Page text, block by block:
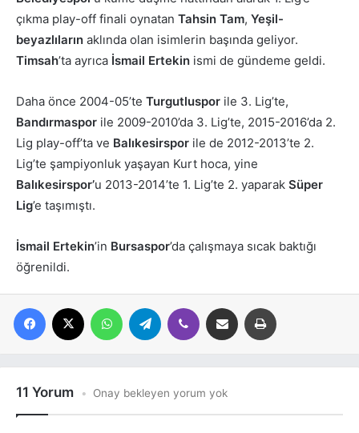
çıkma play-off finali oynatan Tahsin Tam, Yeşil-
beyazlıların aklında olan isimlerin başında geliyor.
Timsah’ta ayrıca İsmail Ertekin ismi de gündeme geldi.
Daha önce 2004-05’te Turgutluspor ile 3. Lig’te,
Bandırmaspor ile 2009-2010’da 3. Lig’te, 2015-2016’da 2.
Lig play-off’ta ve Balıkesirspor ile de 2012-2013’te 2.
Lig’te şampiyonluk yaşayan Kurt hoca, yine
Balıkesirspor’u 2013-2014’te 1. Lig’te 2. yaparak Süper
Lig’e taşımıştı.
İsmail Ertekin’in Bursaspor’da çalışmaya sıcak baktığı
öğrenildi.
Facebook WhatsAppTelegram Viber E-posta ile paylaş
11 Yorum Onay bekleyen yorum yok